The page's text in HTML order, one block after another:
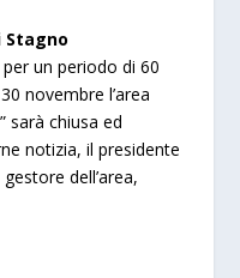
un periodo di 60
novembre l’area
sarà chiusa ed
notizia, il presidente
dell’area,